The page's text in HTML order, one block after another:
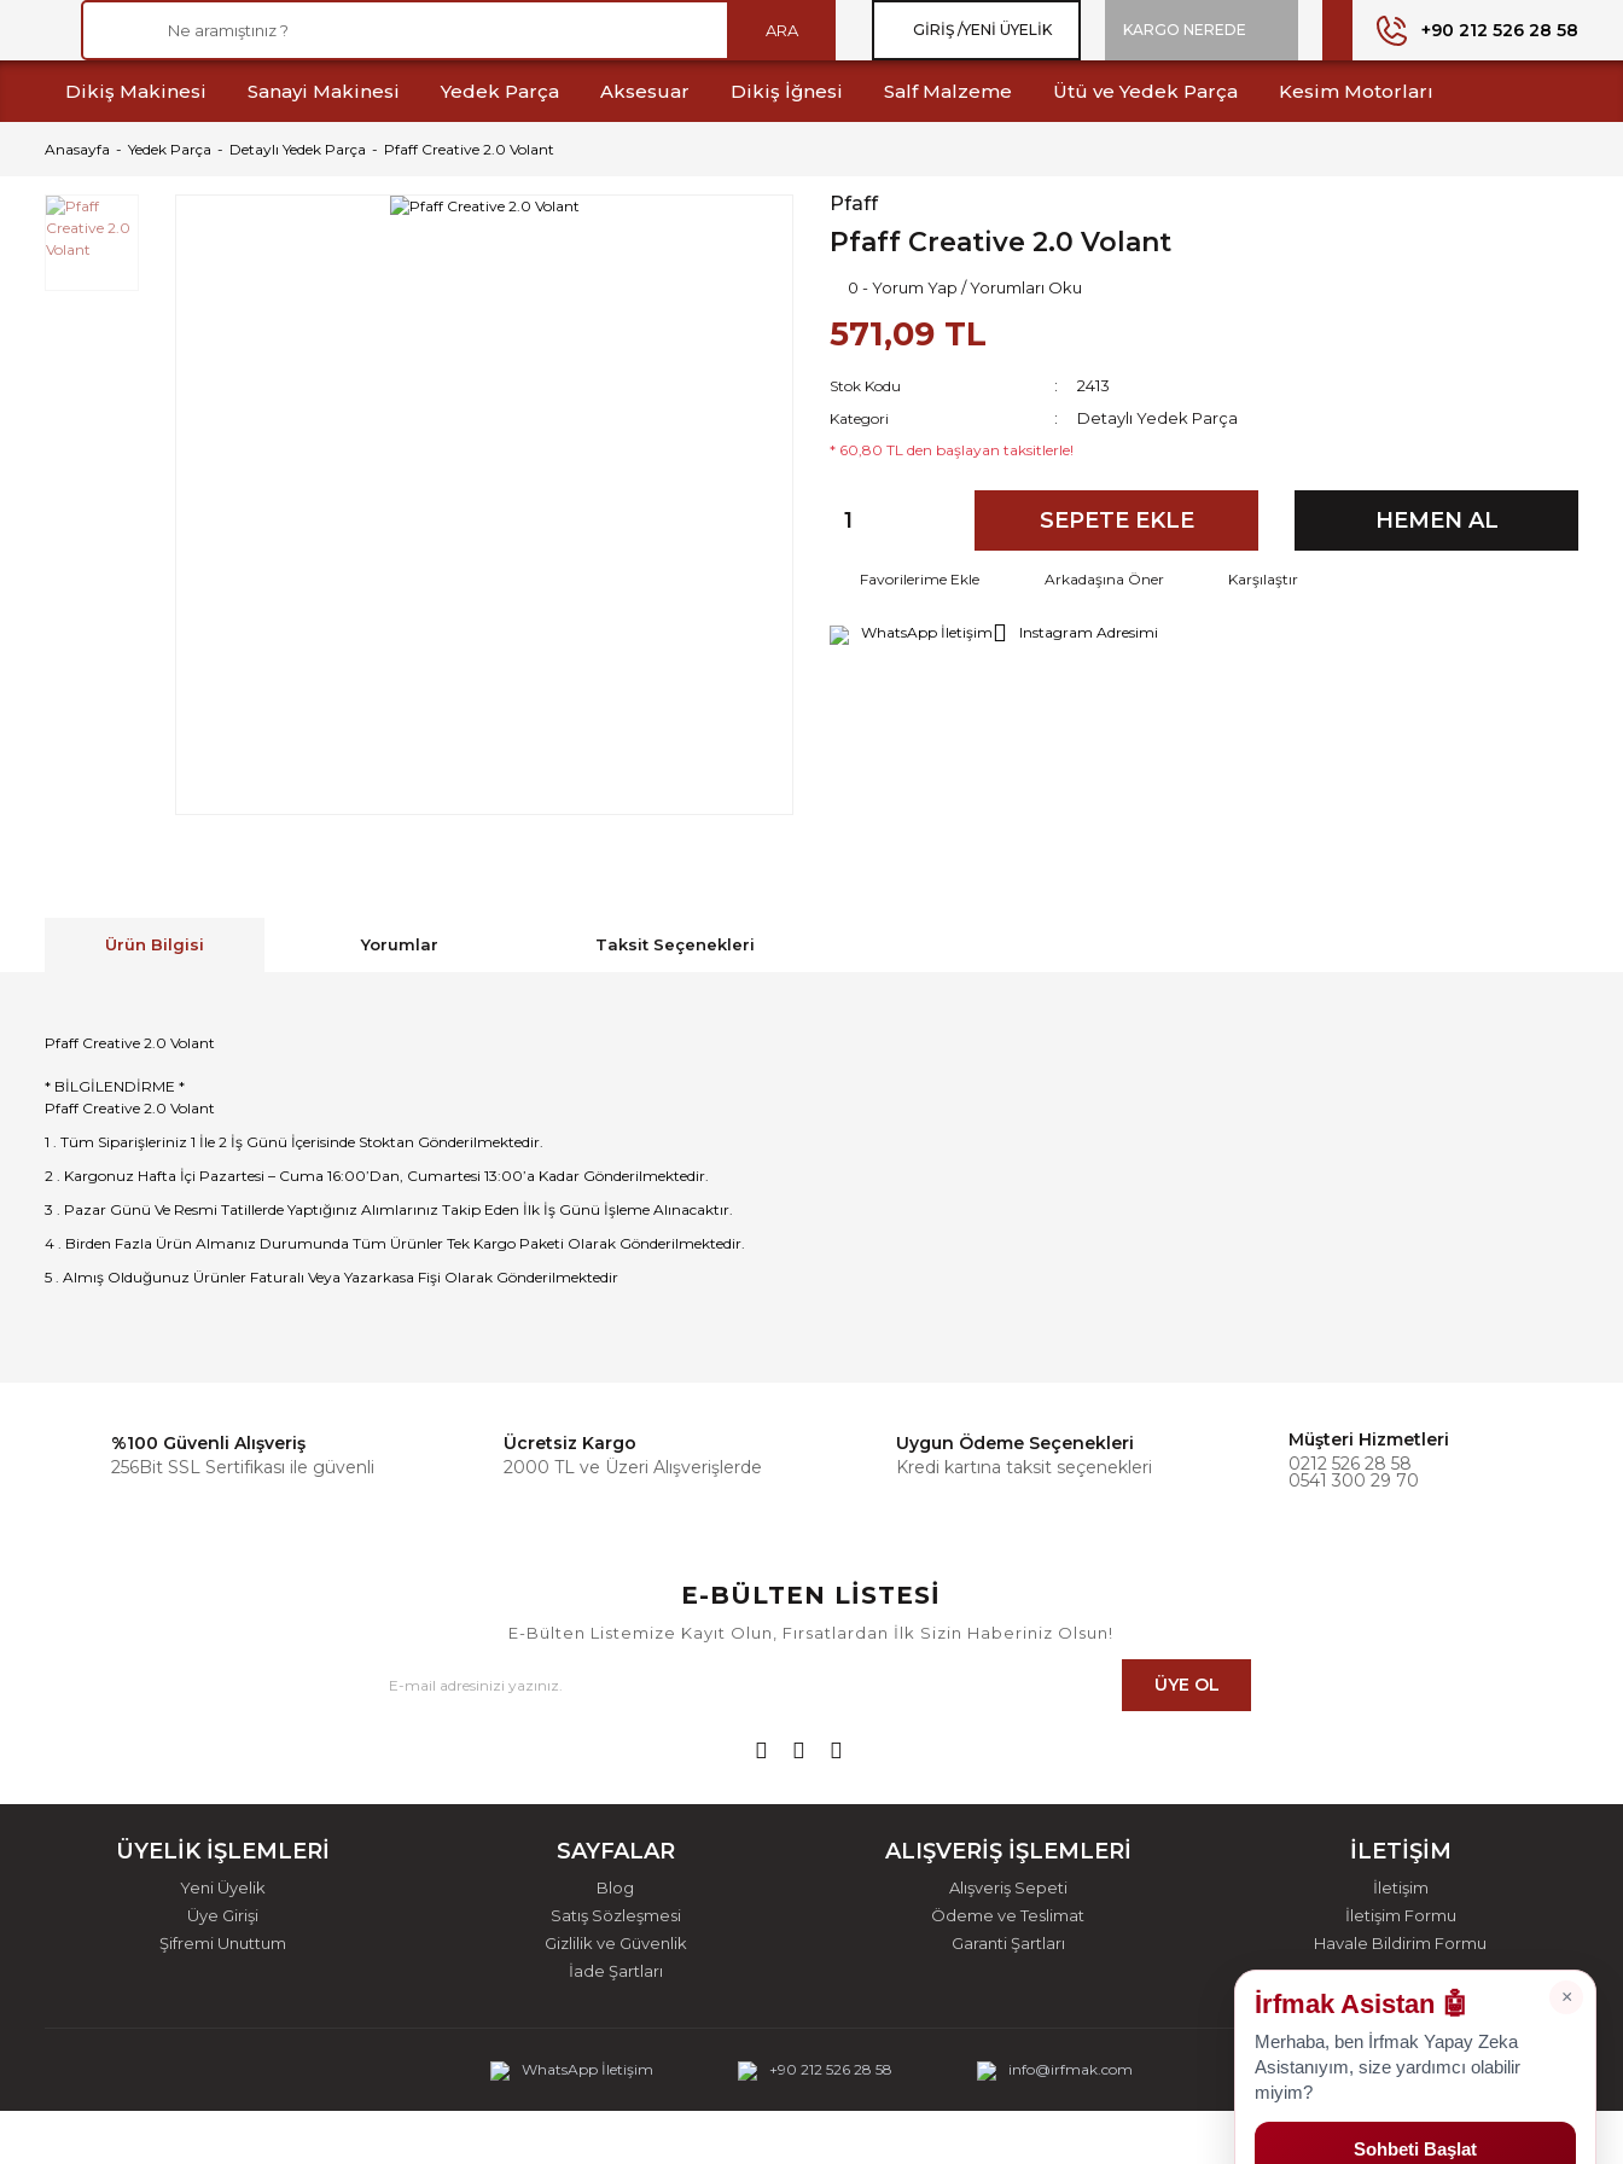
ARA GIRIŞ /YENI ÜYELIK KARGO NEREDE +90 212 526 28 58
Dikiş Makinesi Sanayi Makinesi Yedek Parça Aksesuar Dikiş İğnesi Salf Malzeme Ütü ve Yedek Parça Kesim Motorları
Anasayfa Yedek Parça Detaylı Yedek Parça Pfaff Creative 2.0 Volant
Pfaff
Pfaff Creative 2.0 Volant
0 - Yorum Yap / Yorumları Oku
571,09 TL
Stok Kodu 2413
Kategori Detaylı Yedek Parça
* 60,80 TL den başlayan taksitlerle!
SEPETE EKLE HEMEN AL
Arkadaşına Öner Karşılaştır
WhatsApp İletişim Instagram Adresimi
Ürün Bilgisi Yorumlar Taksit Seçenekleri
Pfaff Creative 2.0 Volant
* BİLGİLENDİRME *
Pfaff Creative 2.0 Volant
1 . Tüm Siparişleriniz 1 İle 2 İş Günü İçerisinde Stoktan Gönderilmektedir.
2 . Kargonuz Hafta İçi Pazartesi – Cuma 16:00’Dan, Cumartesi 13:00’a Kadar Gönderilmektedir.
3 . Pazar Günü Ve Resmi Tatillerde Yaptığınız Alımlarınız Takip Eden İlk İş Günü İşleme Alınacaktır.
4 . Birden Fazla Ürün Almanız Durumunda Tüm Ürünler Tek Kargo Paketi Olarak Gönderilmektedir.
5 . Almış Olduğunuz Ürünler Faturalı Veya Yazarkasa Fişi Olarak Gönderilmektedir
Bu ürüne ilk yorumu siz yapın!
%100 Güvenli Alışveriş
256Bit SSL Sertifikası ile güvenli
Ücretsiz Kargo
2000 TL ve Üzeri Alışverişlerde
Uygun Ödeme Seçenekleri
Kredi kartına taksit seçenekleri
Müşteri Hizmetleri
0212 526 28 58
0541 300 29 70
E-BÜLTEN LİSTESİ
E-Bülten Listemize Kayıt Olun, Fırsatlardan İlk Sizin Haberiniz Olsun!
ÜYE OL
ÜYELİK İŞLEMLERİ
Yeni Üyelik
Üye Girişi
Şifremi Unuttum
SAYFALAR
Blog
Satış Sözleşmesi
Gizlilik ve Güvenlik
İade Şartları
ALIŞVERİŞ İŞLEMLERİ
Alışveriş Sepeti
Ödeme ve Teslimat
Garanti Şartları
İLETİŞİM
İletişim
İletişim Formu
Havale Bildirim Formu
WhatsApp İletişim +90 212 526 28 58 info@irfmak.com
×
İrfmak Asistan 🤖
Merhaba, ben İrfmak Yapay Zeka
Asistanıyım, size yardımcı olabilir
miyim?
Sohbeti Başlat